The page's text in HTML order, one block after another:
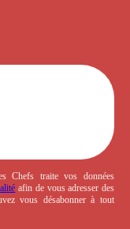
Chefs traite vos données
afin de vous adresser des
vous désabonner à tout